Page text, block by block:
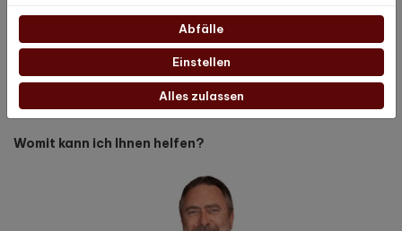
orders@bonnebella.nl
Nederland
Womit kann ich Ihnen helfen?
Abfälle
Einstellen
Alles zulassen